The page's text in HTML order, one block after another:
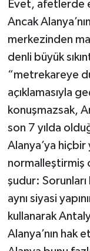
Evet, afetlerde
Ancak
merkezinden
denli büyük
“metrekareye
açıklamasıyla
konuşmazsak,
son 7 yılda
Alanya’ya hiçbir
normalleştirmiş
şudur: Sorunları
aynı siyasi
kullanarak
Alanya’nın hak